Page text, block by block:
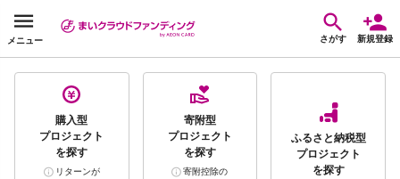
メニュー さがす 新規登録
購入型
プロジェクト
を探す
リターンが
寄附型
プロジェクト
を探す
寄附控除の
ふるさと納税型
プロジェクト
を探す